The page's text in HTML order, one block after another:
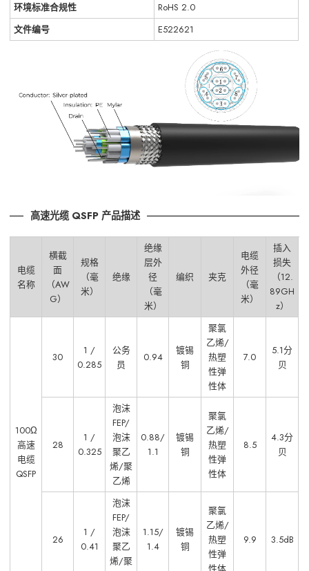
环境标准合规性
RoHS 2.0
文件编号
E522621
高速光缆 QSFP 产品描述
电缆
名称
横截
面
（AW
G）
规格
（毫
米）
绝缘
绝缘
层外
径
（毫
米）
编织 夹克
电缆
外径
（毫
米）
插入
损失
（12.
89GH
z）
100Ω
高速
电缆
QSFP
30
1 /
0.285
公务
员
0.94
镀锡
铜
聚氯
乙烯/
热塑
性弹
性体
7.0
5.1分
贝
28
1 /
0.325
泡沫
FEP/
泡沫
聚乙
烯/聚
乙烯
0.88/
1.1
镀锡
铜
聚氯
乙烯/
热塑
性弹
性体
8.5
4.3分
贝
26
1 /
0.41
泡沫
FEP/
泡沫
聚乙
烯/聚
1.15/
1.4
镀锡
铜
聚氯
乙烯/
热塑
性弹
性体
9.9 3.5dB